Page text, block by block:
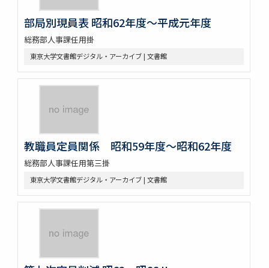
部局別現員表 昭和62年度～平成元年度
総務部人事課任用掛
東京大学文書館デジタル・アーカイブ | 文書館
教職員定員関係 昭和59年度～昭和62年度
総務部人事課任用第三掛
東京大学文書館デジタル・アーカイブ | 文書館